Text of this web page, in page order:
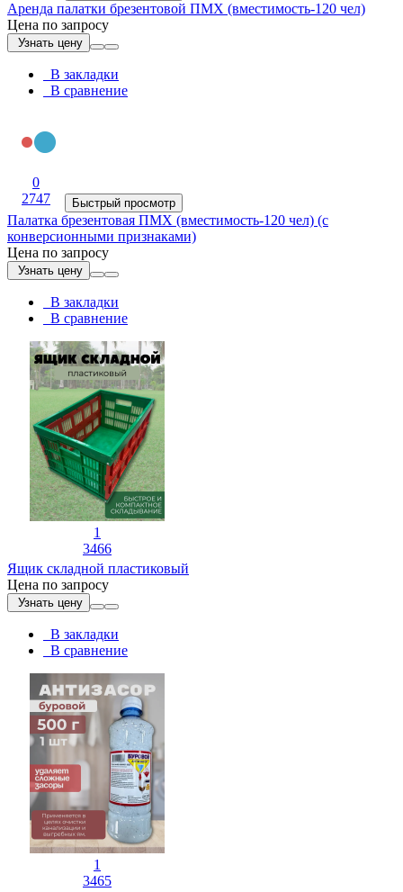
Аренда палатки брезентовой ПМХ (вместимость-120 чел)
Цена по запросу
Узнать цену
В закладки
В сравнение
0
2747
Быстрый просмотр
Палатка брезентовая ПМХ (вместимость-120 чел) (с
конверсионными признаками)
Цена по запросу
Узнать цену
В закладки
В сравнение
1
3466
Ящик складной пластиковый
Цена по запросу
Узнать цену
В закладки
В сравнение
1
3465